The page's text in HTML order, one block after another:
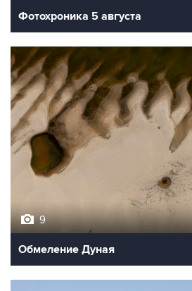
Фотохроника 5 августа
9
Обмеление Дуная